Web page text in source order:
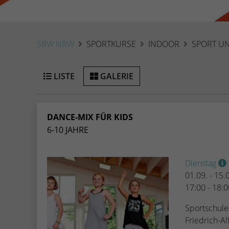
SBW NRW SPORTKURSE INDOOR SPORT
LISTE GALERIE
DANCE-MIX FÜR KIDS
6-10 JAHRE
Dienstag
01.09. -
17:00 -
Friedrich-